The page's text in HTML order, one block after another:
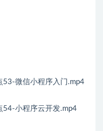
53-微信小程序入门.mp4
54-小程序云开发.mp4